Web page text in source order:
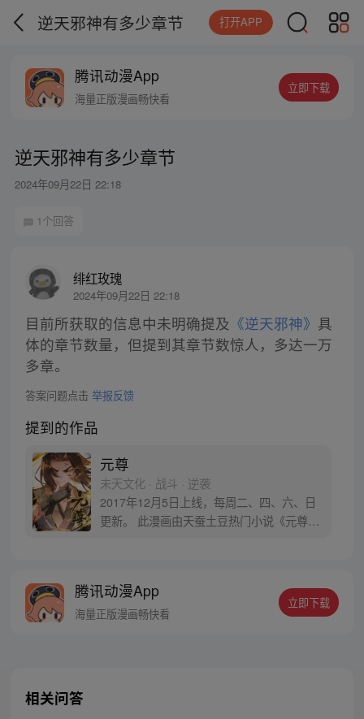
逆天邪神有多少章节 打开APP
腾讯动漫App
海量正版漫画畅快看
立即下载
逆天邪神有多少章节
2024年09月22日 22:18
1个回答
绯红玫瑰
2024年09月22日 22:18
目前所获取的信息中未明确提及 《逆天邪神》 具
体的章节数量，但提到其章节数惊人，多达一万
多章。
答案问题点击 举报反馈
提到的作品
元尊
未天文化 · 战斗 · 逆袭
2017年12月5日上线，每周二、四、六、日
更新。 此漫画由天蚕土豆热门小说《元尊》
腾讯动漫App
海量正版漫画畅快看
立即下载
相关问答